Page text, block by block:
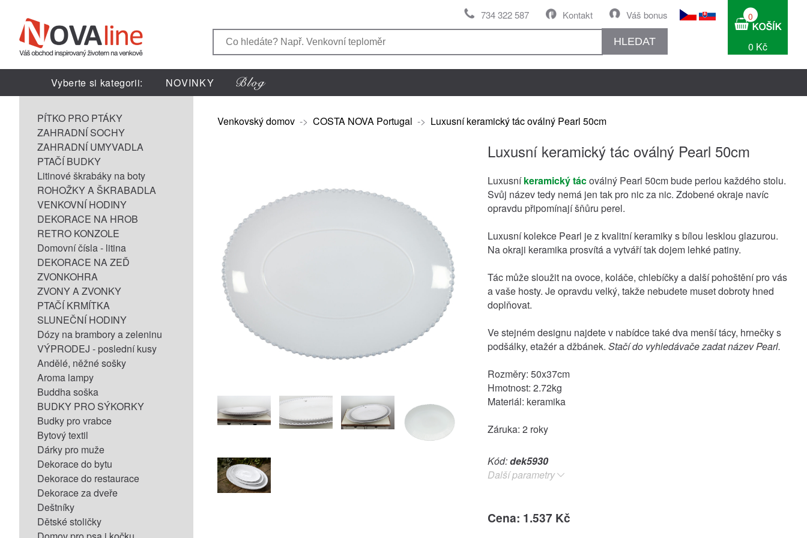
Váš bonus
Kontakt
734 322 587
HLEDAT
0
0 Kč
Vyberte si kategorii: NOVINKY
PÍTKO PRO PTÁKY
ZAHRADNÍ SOCHY
ZAHRADNÍ UMYVADLA
PTAČÍ BUDKY
Litinové škrabáky na boty
ROHOŽKY A ŠKRABADLA
VENKOVNÍ HODINY
DEKORACE NA HROB
RETRO KONZOLE
Domovní čísla - litina
DEKORACE NA ZEĎ
ZVONKOHRA
ZVONY A ZVONKY
PTAČÍ KRMÍTKA
SLUNEČNÍ HODINY
Dózy na brambory a zeleninu
VÝPRODEJ - poslední kusy
Andělé, něžné sošky
Aroma lampy
Buddha soška
BUDKY PRO SÝKORKY
Budky pro vrabce
Bytový textil
Dárky pro muže
Dekorace do bytu
Dekorace do restaurace
Dekorace za dveře
Deštníky
Dětské stoličky
Venkovský domov -> COSTA NOVA Portugal -> Luxusní keramický tác oválný Pearl 50cm
Luxusní keramický tác oválný Pearl 50cm
Luxusníkeramický tácoválný Pearl 50cm bude perlou každého stolu.
Svůj název tedy nemá jen tak pro nic za nic. Zdobené okraje navíc
opravdu připomínají šňůru perel.
Luxusní kolekce Pearl je z kvalitní keramiky s bílou lesklou glazurou.
Na okraji keramika prosvítá a vytváří tak dojem lehké patiny.
Tác může sloužit na ovoce, koláče, chlebíčky a další pohoštění pro vás
a vaše hosty. Je opravdu velký, takže nebudete muset dobroty hned
doplňovat.
Ve stejném designu najdete v nabídce také dva menší tácy, hrnečky s
podšálky, etažér a džbánek. Stačí do vyhledávače zadat název Pearl.
Rozměry: 50x37cm
Hmotnost: 2.72kg
Materiál: keramika
Záruka: 2 roky
Kód:dek5930
Další parametry
Cena: 1.537 Kč